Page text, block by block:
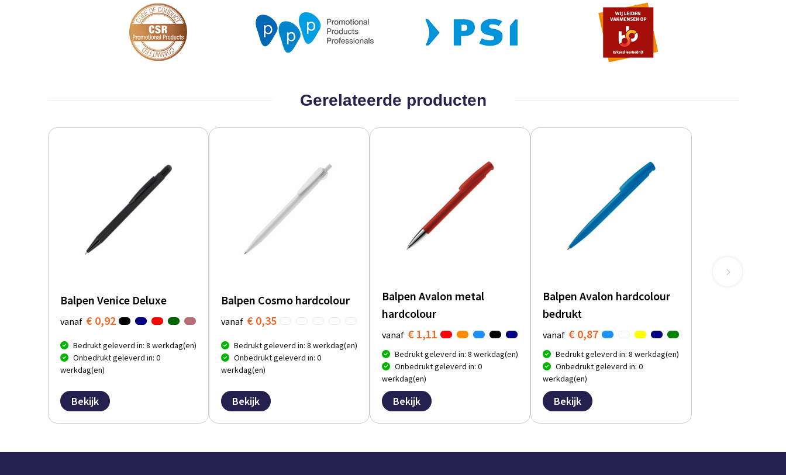
Gerelateerde producten
Balpen Venice Deluxe
vanaf € 0,92
Bedrukt geleverd in: 8 werkdag(en)
Onbedrukt geleverd in: 0
werkdag(en)
Bekijk
Balpen Cosmo hardcolour
vanaf € 0,35
Bedrukt geleverd in: 8 werkdag(en)
Onbedrukt geleverd in: 0
werkdag(en)
Bekijk
Balpen Avalon metal
hardcolour
vanaf € 1,11
Bedrukt geleverd in: 8 werkdag(en)
Onbedrukt geleverd in: 0
werkdag(en)
Bekijk
Balpen Avalon hardcolour
bedrukt
vanaf € 0,87
Bedrukt geleverd in: 8 werkdag(en)
Onbedrukt geleverd in: 0
werkdag(en)
Bekijk